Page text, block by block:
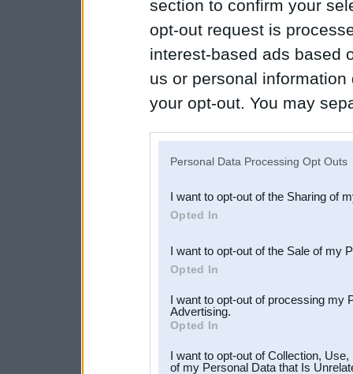
section to confirm your
opt-out request is
interest-based ads based
us or personal
your opt-out. You may
Downstream Participants
third parties.
Personal Data Processing Opt Outs
I want to opt-out of the Sharing of
Opted In
I want to opt-out of the Sale of my
Opted In
I want to opt-out of processing my
Advertising.
Opted In
I want to opt-out of Collection,
of my Personal Data that Is